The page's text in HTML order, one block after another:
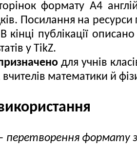
формату А4
Посилання на
кінці публікації
у TikZ.
для учнів
математики й
перетворення формату